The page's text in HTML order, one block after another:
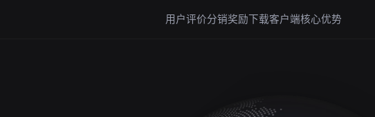
用户评价分销奖励下载客户端核心优势